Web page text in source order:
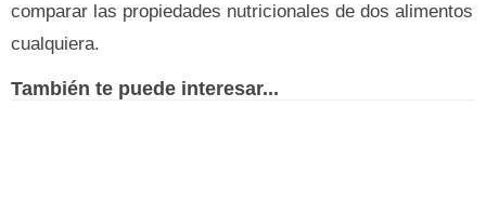
comparar las propiedades nutricionales de dos alimentos
cualquiera.
También te puede interesar...